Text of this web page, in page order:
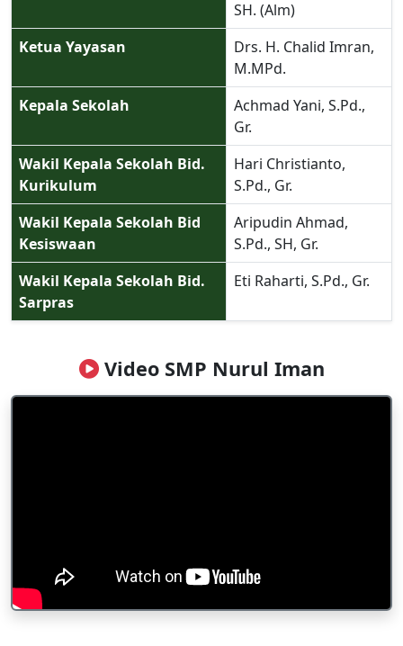
SH. (Alm)
Ketua Yayasan
Drs. H. Chalid Imran,
M.MPd.
Kepala Sekolah
Achmad Yani, S.Pd.,
Gr.
Wakil Kepala Sekolah Bid.
Kurikulum
Hari Christianto,
S.Pd., Gr.
Wakil Kepala Sekolah Bid
Kesiswaan
Aripudin Ahmad,
S.Pd., SH, Gr.
Wakil Kepala Sekolah Bid.
Sarpras
Eti Raharti, S.Pd., Gr.
Video SMP Nurul Iman